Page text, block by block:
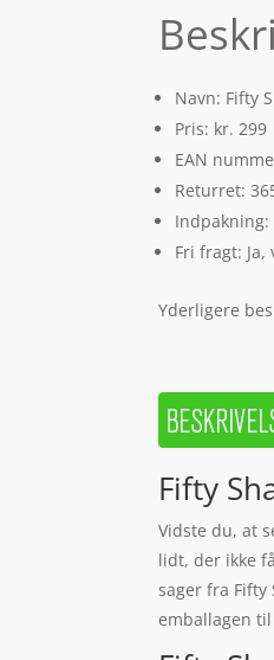
Navn: Fifty
Pris: kr. 299
EAN
Returret:
Fri fragt: Ja,
Yderligere
Fifty
Vidste du, at
lidt, der ikke
sager fra Fifty
emballagen